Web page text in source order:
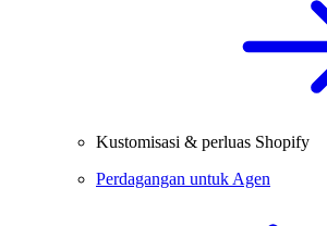
Kustomisasi & perluas Shopify
Perdagangan untuk Agen